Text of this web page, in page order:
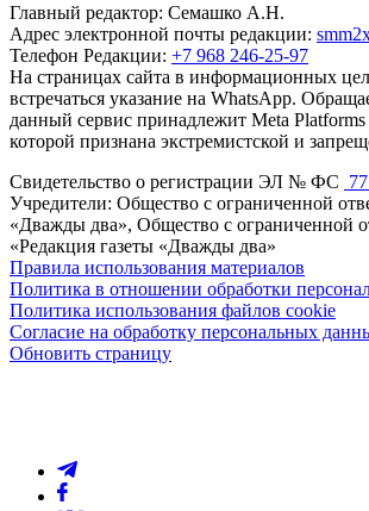
Главный редактор: Семашко А.Н.
Адрес электронной почты редакции:
Телефон Редакции: +7 968 246-25-97
На страницах сайта в информационных
встречаться указание на WhatsApp.
данный сервис принадлежит Meta Platforms
которой признана экстремистской и
Свидетельство о регистрации ЭЛ № ФС
Учредители: Общество с ограниченной
«Дважды два», Общество с ограниченной
«Редакция газеты «Дважды два»
Правила использования материалов
Политика в отношении обработки
Политика использования файлов cookie
Согласие на обработку персональных
Обновить страницу